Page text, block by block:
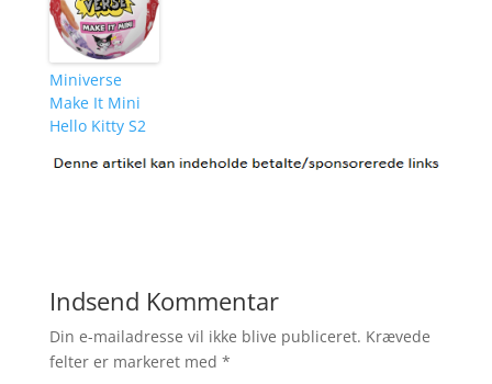
Miniverse
Make It Mini
Hello Kitty S2
Indsend Kommentar
Din e-mailadresse vil ikke blive publiceret. Krævede
felter er markeret med *